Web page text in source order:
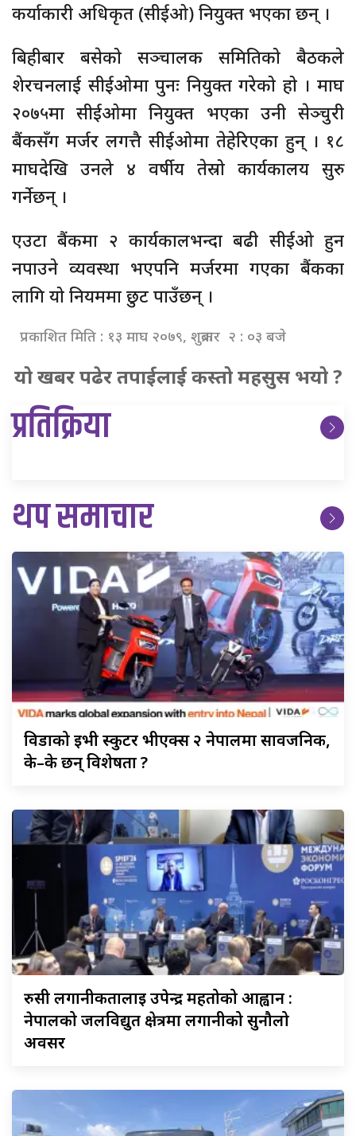
कर्याकारी अधिकृत (सीईओ) नियुक्त भएका छन् ।
बिहीबार बसेको सञ्चालक समितिको बैठकले
शेरचनलाई सीईओमा पुनः नियुक्त गरेको हो । माघ
२०७५मा सीईओमा नियुक्त भएका उनी सेञ्चुरी
बैंकसँग मर्जर लगत्तै सीईओमा तेहेरिएका हुन् । १८
माघदेखि उनले ४ वर्षीय तेस्रो कार्यकालय सुरु
गर्नेछन् ।
एउटा बैंकमा २ कार्यकालभन्दा बढी सीईओ हुन
नपाउने व्यवस्था भएपनि मर्जरमा गएका बैंकका
लागि यो नियममा छुट पाउँछन् ।
प्रकाशित मिति : १३ माघ २०७९, शुक्रबार २ : ०३ बजे
यो खबर पढेर तपाईलाई कस्तो महसुस भयो ?
प्रतिक्रिया
थप समाचार
विडाकोईभी स्कुटर भीएक्स २ नेपालमा सार्वजनिक,
के–के छन् विशेषता ?
रुसीलगानीकर्तालाई उपेन्द्र महतोको आह्वान :
नेपालको जलविद्युत क्षेत्रमा लगानीको सुनौलो
अवसर